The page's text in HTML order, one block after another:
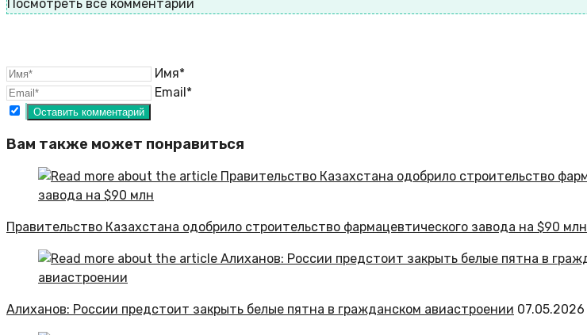
Посмотреть все комментарии
Имя*
Email*
Вам также может понравиться
Правительство Казахстана одобрило строительство фармацевтического завода на $90 млн
Алиханов: России предстоит закрыть белые пятна в гражданском авиастроении 07.05.2026